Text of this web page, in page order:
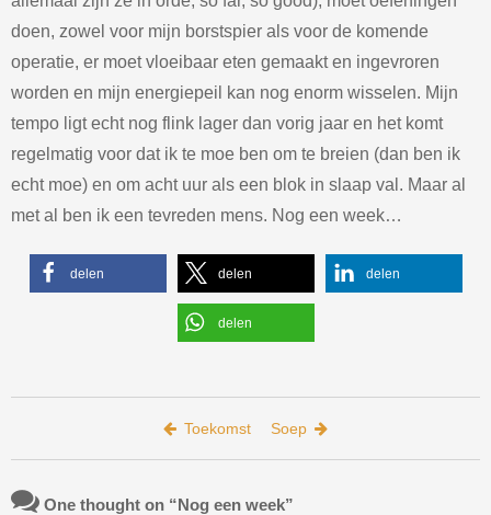
doen, zowel voor mijn borstspier als voor de komende
operatie, er moet vloeibaar eten gemaakt en ingevroren
worden en mijn energiepeil kan nog enorm wisselen. Mijn
tempo ligt echt nog flink lager dan vorig jaar en het komt
regelmatig voor dat ik te moe ben om te breien (dan ben ik
echt moe) en om acht uur als een blok in slaap val. Maar al
met al ben ik een tevreden mens. Nog een week…
delen delen delen
delen
Bericht navigatie
Toekomst Soep
One thought on “Nog een week”